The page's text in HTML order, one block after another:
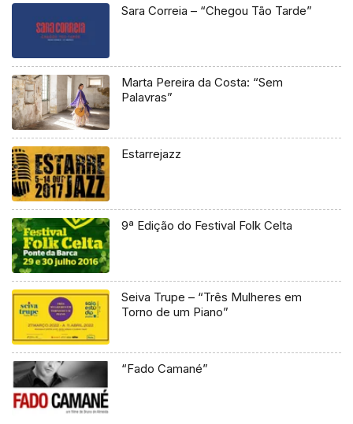
Sara Correia – “Chegou Tão Tarde”
Marta Pereira da Costa: “Sem
Palavras”
Estarrejazz
9ª Edição do Festival Folk Celta
Seiva Trupe – “Três Mulheres em
Torno de um Piano”
“Fado Camané”